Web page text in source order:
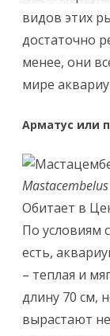
видов этих
достаточно
менее, они
мире
Арматус или
Обитает в
По условиям
есть,
– теплая и
длину 70 см,
вырастают